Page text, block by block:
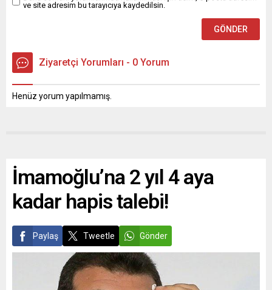
ve site adresim bu tarayıcıya kaydedilsin.
Ziyaretçi Yorumları - 0 Yorum
Henüz yorum yapılmamış.
İmamoğlu’na 2 yıl 4 aya
kadar hapis talebi!
Paylaş Tweetle Gönder